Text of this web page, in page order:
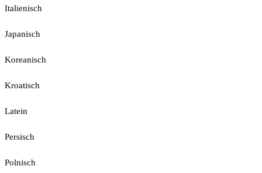
Italienisch
Japanisch
Koreanisch
Kroatisch
Latein
Persisch
Polnisch